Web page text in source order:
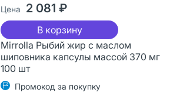
Цена 2 081 ₽
В корзину
Mirrolla Рыбий жир с маслом
шиповника капсулы массой 370 мг
100 шт
Промокод за покупку